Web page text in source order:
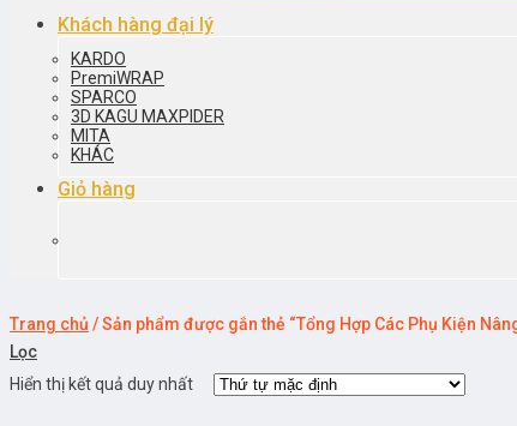
Khách hàng đại lý
KARDO
PremiWRAP
SPARCO
3D KAGU MAXPIDER
MITA
KHÁC
Giỏ hàng
Trang chủ /Sản phẩm được gắn thẻ “Tổng Hợp Các Phụ Kiện
Lọc
Hiển thị kết quả duy nhất